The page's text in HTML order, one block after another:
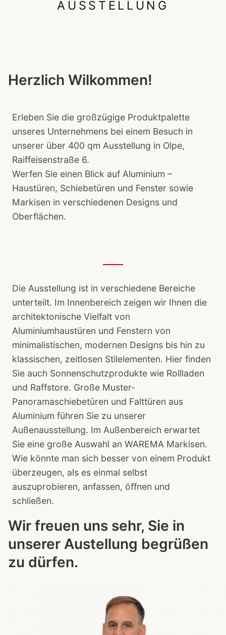
AUSSTELLUNG
Herzlich Wilkommen!
Erleben Sie die großzügige Produktpalette
unseres Unternehmens bei einem Besuch in
unserer über 400 qm Ausstellung in Olpe,
Raiffeisenstraße 6.
Werfen Sie einen Blick auf Aluminium –
Haustüren, Schiebetüren und Fenster sowie
Markisen in verschiedenen Designs und
Oberflächen.
Die Ausstellung ist in verschiedene Bereiche
unterteilt. Im Innenbereich zeigen wir Ihnen die
architektonische Vielfalt von
Aluminiumhaustüren und Fenstern von
minimalistischen, modernen Designs bis hin zu
klassischen, zeitlosen Stilelementen. Hier finden
Sie auch Sonnenschutzprodukte wie Rollladen
und Raffstore. Große Muster-
Panoramaschiebetüren und Falttüren aus
Aluminium führen Sie zu unserer
Außenausstellung. Im Außenbereich erwartet
Sie eine große Auswahl an WAREMA Markisen.
Wie könnte man sich besser von einem Produkt
überzeugen, als es einmal selbst
auszuprobieren, anfassen, öffnen und
schließen.
Wir freuen uns sehr, Sie in
unserer Austellung begrüßen
zu dürfen.